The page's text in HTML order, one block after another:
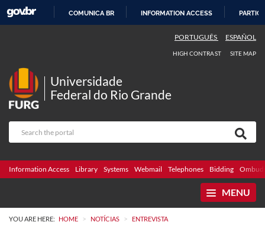
COMUNICA BR INFORMATION ACCESS
PORTUGUÊS ESPAÑOL
HIGH CONTRAST SITE MAP
Universidade
Federal do Rio Grande
Information Access Library Systems Webmail Telephones Bidding
MENU
YOU ARE HERE: HOME > NOTÍCIAS > ENTREVISTA